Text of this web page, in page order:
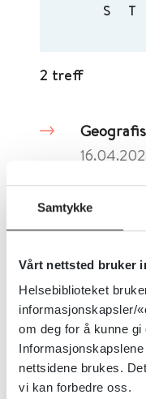
Samtykke
Vårt nettsted bruker
Helsebiblioteket
informasjonskapsler/
om deg for å kunne
nettsidene brukes.
vi kan forbedre oss.
S
T
2 treff